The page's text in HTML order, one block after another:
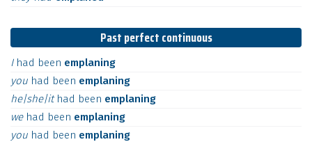
Past perfect continuous
I had been emplaning
you had been emplaning
he|she|it had been emplaning
we had been emplaning
you had been emplaning